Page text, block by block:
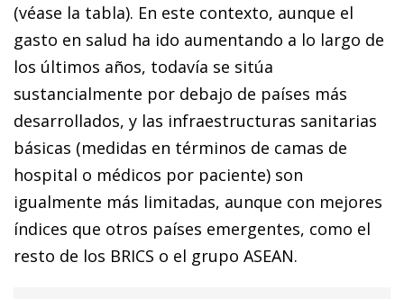
(véase la tabla). En este contexto, aunque el
gasto en salud ha ido aumentando a lo largo de
los últimos años, todavía se sitúa
sustancialmente por debajo de países más
desarrollados, y las infraestructuras sanitarias
básicas (medidas en términos de camas de
hospital o médicos por paciente) son
igualmente más limitadas, aunque con mejores
índices que otros países emergentes, como el
resto de los BRICS o el grupo ASEAN.